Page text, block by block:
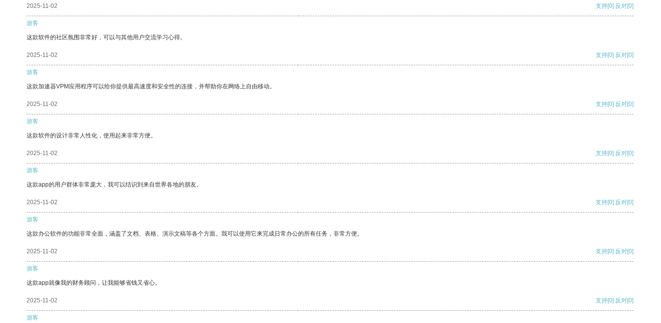
2025-11-02 支持[0] 反对[0]
游客
这款软件的社区氛围非常好，可以与其他用户交流学习心得。
2025-11-02 支持[0] 反对[0]
游客
这款加速器VPM应用程序可以给你提供最高速度和安全性的连接，并帮助你在网络上自由移动。
2025-11-02 支持[0] 反对[0]
游客
这款软件的设计非常人性化，使用起来非常方便。
2025-11-02 支持[0] 反对[0]
游客
这款app的用户群体非常庞大，我可以结识到来自世界各地的朋友。
2025-11-02 支持[0] 反对[0]
游客
这款办公软件的功能非常全面，涵盖了文档、表格、演示文稿等各个方面。我可以使用它来完成日常办公的所有任务，非常方便。
2025-11-02 支持[0] 反对[0]
游客
这款app就像我的财务顾问，让我能够省钱又省心。
2025-11-02 支持[0] 反对[0]
游客